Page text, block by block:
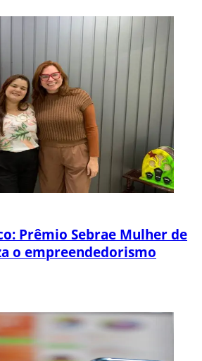
Prêmio Sebrae Mulher de
o empreendedorismo